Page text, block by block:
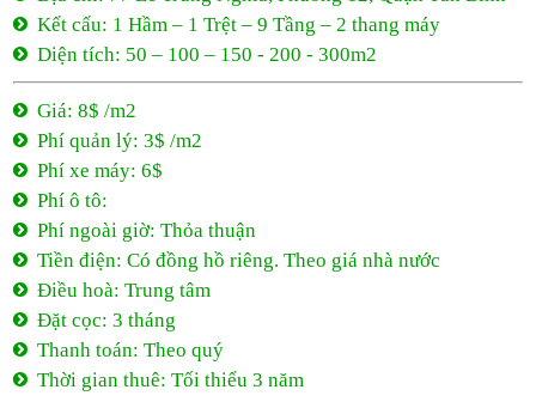
Kết cấu: 1 Hầm – 1 Trệt – 9 Tầng – 2 thang máy
Diện tích: 50 – 100 – 150 - 200 - 300m2
Giá: 8$ /m2
Phí quản lý: 3$ /m2
Phí xe máy: 6$
Phí ô tô:
Phí ngoài giờ: Thỏa thuận
Tiền điện: Có đồng hồ riêng. Theo giá nhà nước
Điều hoà: Trung tâm
Đặt cọc: 3 tháng
Thanh toán: Theo quý
Thời gian thuê: Tối thiểu 3 năm